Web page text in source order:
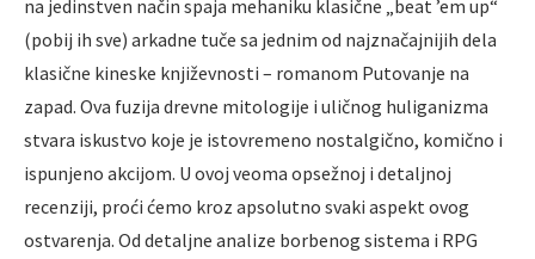
na jedinstven način spaja mehaniku klasične „beat ’em up“
(pobij ih sve) arkadne tuče sa jednim od najznačajnijih dela
klasične kineske književnosti – romanom Putovanje na
zapad. Ova fuzija drevne mitologije i uličnog huliganizma
stvara iskustvo koje je istovremeno nostalgično, komično i
ispunjeno akcijom. U ovoj veoma opsežnoj i detaljnoj
recenziji, proći ćemo kroz apsolutno svaki aspekt ovog
ostvarenja. Od detaljne analize borbenog sistema i RPG